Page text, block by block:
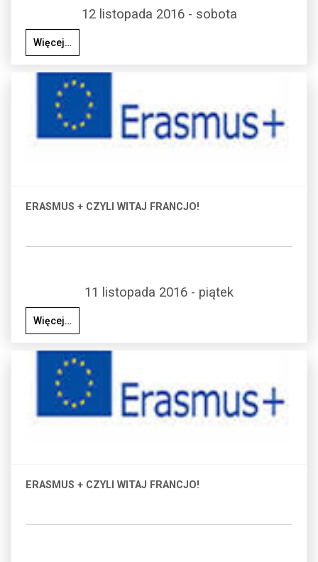
12 listopada 2016 - sobota
Więcej…
ERASMUS + CZYLI WITAJ FRANCJO!
11 listopada 2016 - piątek
Więcej…
ERASMUS + CZYLI WITAJ FRANCJO!